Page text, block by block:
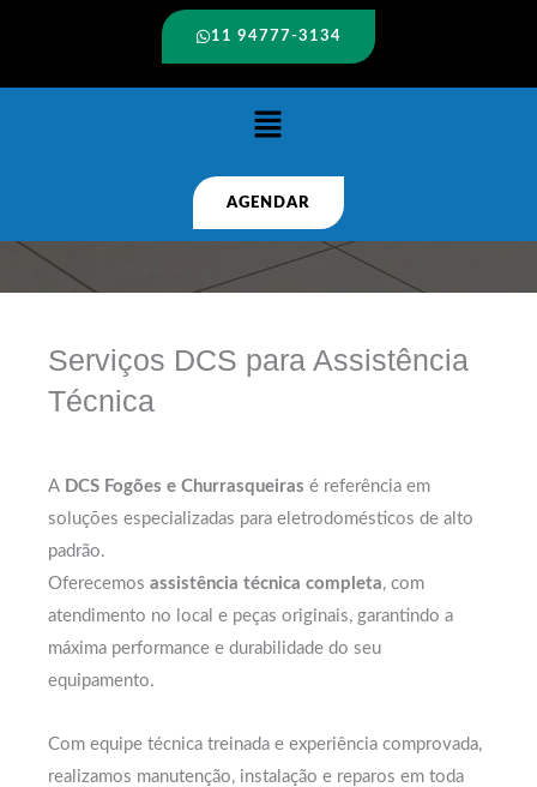
11 94777-3134
Menu
AGENDAR
Serviços DCS para Assistência
Técnica
A DCS Fogões e Churrasqueiras é referência em
soluções especializadas para eletrodomésticos de alto
padrão.
Oferecemos assistência técnica completa, com
atendimento no local e peças originais, garantindo a
máxima performance e durabilidade do seu
equipamento.
Com equipe técnica treinada e experiência comprovada,
realizamos manutenção, instalação e reparos em toda